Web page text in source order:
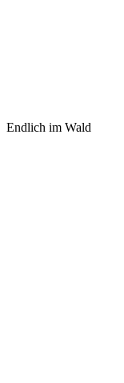
Endlich im Wald